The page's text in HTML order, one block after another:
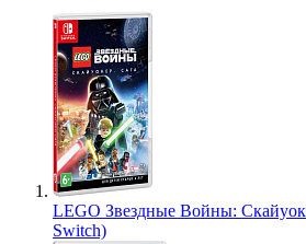
LEGO Звездные Войны:
Switch)